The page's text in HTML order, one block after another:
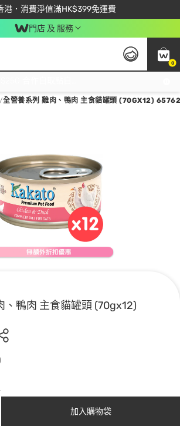
港．消費淨值滿HK$399免運費
即成為易賞錢會員盡享獨家優惠
下單買滿$450 輸入 NEWAPP 即減$50
門店 及 服務
0
/全營養系列 雞肉、鴨肉 主食貓罐頭 (70GX12)
、鴨肉 主食貓罐頭 (70gx12)
加入購物袋